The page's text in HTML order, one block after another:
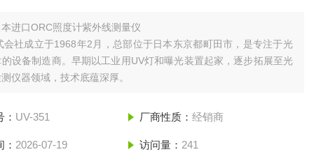
本进口ORC照度计紫外线测量仪
会社成立于‌1968年2月‌，总部位于日本东京都町田市，是专注于‌光
设备制造商。早期以工业用UV灯和曝光装置起家，逐步拓展至光
仪器领域，技术底蕴深厚‌。
UV-351 厂商性质： 经销商
2026-07-19 访问量： 241